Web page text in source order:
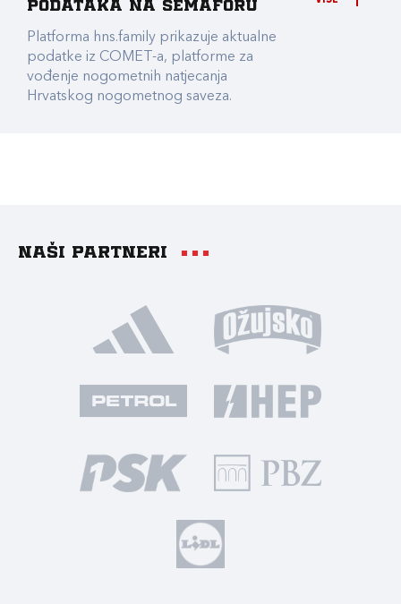
podataka na Semaforu
Platforma hns.family prikazuje aktualne
podatke iz COMET-a, platforme za
vođenje nogometnih natjecanja
Hrvatskog nogometnog saveza.
Naši partneri